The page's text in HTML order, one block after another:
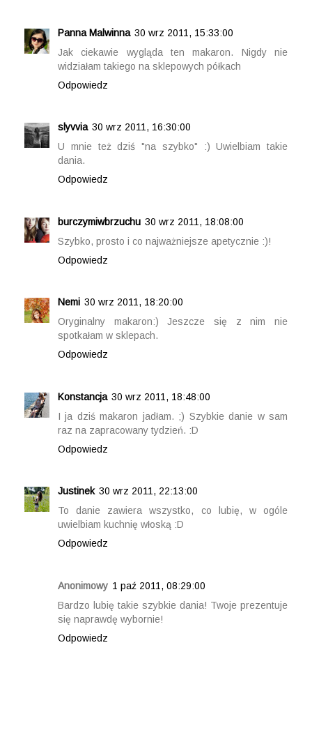
Panna Malwinna 30 wrz 2011, 15:33:00
Jak ciekawie wygląda ten makaron. Nigdy nie
widziałam takiego na sklepowych półkach
Odpowiedz
slyvvia 30 wrz 2011, 16:30:00
U mnie też dziś "na szybko" :) Uwielbiam takie
dania.
Odpowiedz
burczymiwbrzuchu 30 wrz 2011, 18:08:00
Szybko, prosto i co najważniejsze apetycznie :)!
Odpowiedz
Nemi 30 wrz 2011, 18:20:00
Oryginalny makaron:) Jeszcze się z nim nie
spotkałam w sklepach.
Odpowiedz
Konstancja 30 wrz 2011, 18:48:00
I ja dziś makaron jadłam. ;) Szybkie danie w sam
raz na zapracowany tydzień. :D
Odpowiedz
Justinek 30 wrz 2011, 22:13:00
To danie zawiera wszystko, co lubię, w ogóle
uwielbiam kuchnię włoską :D
Odpowiedz
Anonimowy 1 paź 2011, 08:29:00
Bardzo lubię takie szybkie dania! Twoje prezentuje
się naprawdę wybornie!
Odpowiedz